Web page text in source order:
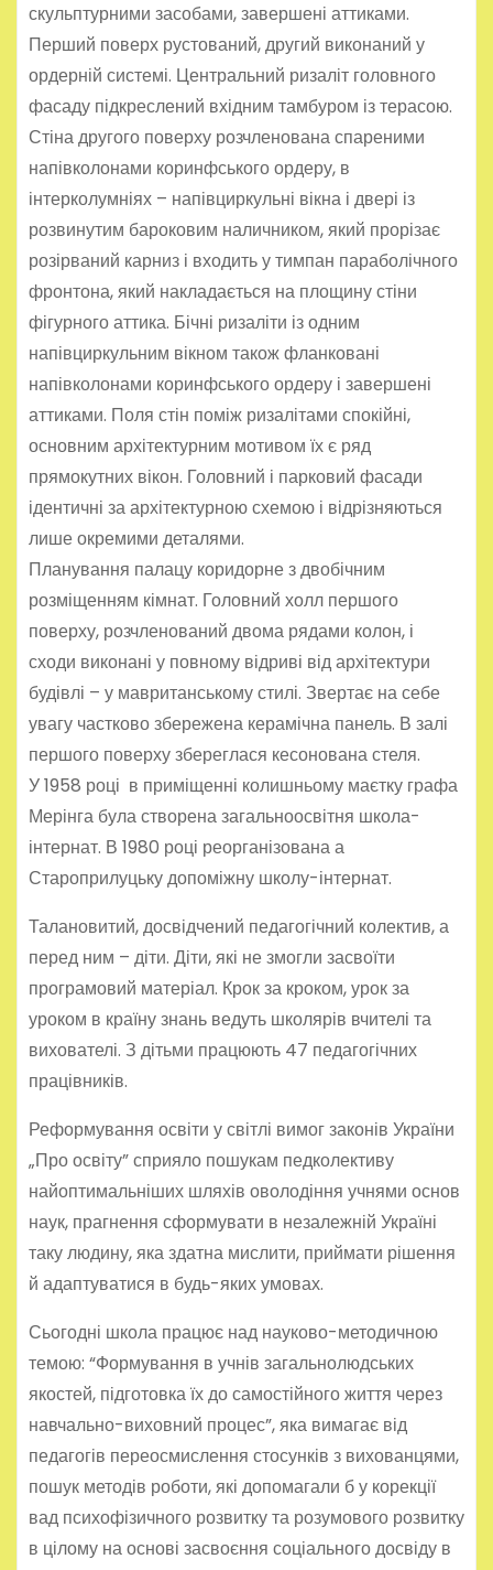
скульптурними засобами, завершені аттиками.
Перший поверх рустований, другий виконаний у
ордерній системі. Центральний ризаліт головного
фасаду підкреслений вхідним тамбуром із терасою.
Стіна другого поверху розчленована спареними
напівколонами коринфського ордеру, в
інтерколумніях – напівциркульні вікна і двері із
розвинутим бароковим наличником, який прорізає
розірваний карниз і входить у тимпан параболічного
фронтона, який накладається на площину стіни
фігурного аттика. Бічні ризаліти із одним
напівциркульним вікном також фланковані
напівколонами коринфського ордеру і завершені
аттиками. Поля стін поміж ризалітами спокійні,
основним архітектурним мотивом їх є ряд
прямокутних вікон. Головний і парковий фасади
ідентичні за архітектурною схемою і відрізняються
лише окремими деталями.
Планування палацу коридорне з двобічним
розміщенням кімнат. Головний холл першого
поверху, розчленований двома рядами колон, і
сходи виконані у повному відриві від архітектури
будівлі – у мавританському стилі. Звертає на себе
увагу частково збережена керамічна панель. В залі
першого поверху збереглася кесонована стеля.
У 1958 році в приміщенні колишньому маєтку графа
Мерінга була створена загальноосвітня школа-
інтернат. В 1980 році реорганізована а
Староприлуцьку допоміжну школу-інтернат.
Талановитий, досвідчений педагогічний колектив, а
перед ним – діти. Діти, які не змогли засвоїти
програмовий матеріал. Крок за кроком, урок за
уроком в країну знань ведуть школярів вчителі та
вихователі. З дітьми працюють 47 педагогічних
працівників.
Реформування освіти у світлі вимог законів України
„Про освіту” сприяло пошукам педколективу
найоптимальніших шляхів оволодіння учнями основ
наук, прагнення сформувати в незалежній Україні
таку людину, яка здатна мислити, приймати рішення
й адаптуватися в будь-яких умовах.
Сьогодні школа працює над науково-методичною
темою: “Формування в учнів загальнолюдських
якостей, підготовка їх до самостійного життя через
навчально-виховний процес”, яка вимагає від
педагогів переосмислення стосунків з вихованцями,
пошук методів роботи, які допомагали б у корекції
вад психофізичного розвитку та розумового розвитку
в цілому на основі засвоєння соціального досвіду в